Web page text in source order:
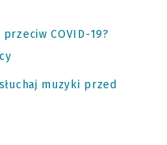
COVID-19?
muzyki przed